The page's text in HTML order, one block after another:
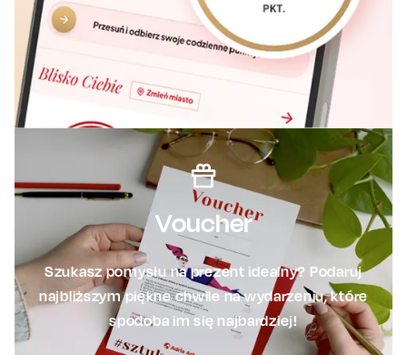
Voucher
Szukasz pomysłu na prezent idealny? Podaruj
najbliższym piękne chwile na wydarzeniu, które
spodoba im się najbardziej!